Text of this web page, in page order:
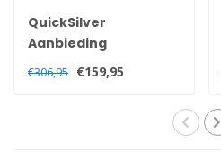
QuickSilver
Aanbieding
!!!MerCruiser
startmotor 50-
€306,95 €159,95